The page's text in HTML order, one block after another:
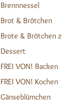
Brennnessel
Brot & Brötchen
Brote & Brötchen
Dessert
FREI VON! Backen
FREI VON! Kochen
Gänseblümchen